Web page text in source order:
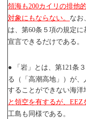
領海も200カイリの排他
対象にもならない。 なお
は、第60条５項の規定に
宣言できるだけである。
● 「岩」とは、第121条
る（「高潮高地」）が
することができない海洋
と領空を有するが、
EEZ
工島も同様である。